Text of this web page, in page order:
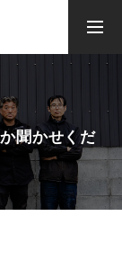
聞かせくだ